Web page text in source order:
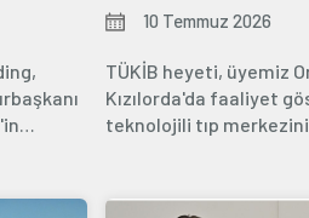
10 Temmuz 2026
TÜKİB heyeti, üyemiz
Kızılorda'da faaliyet
teknolojili tıp